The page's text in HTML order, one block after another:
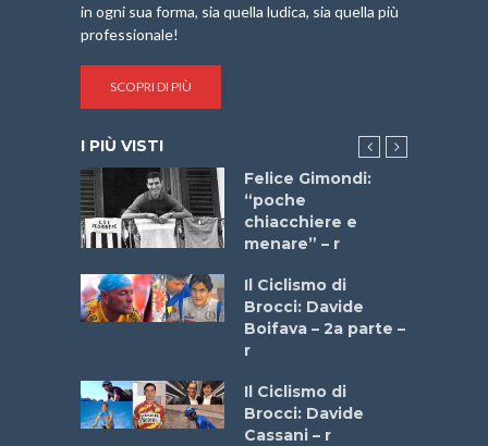
in ogni sua forma, sia quella ludica, sia quella più
professionale!
SCOPRI DI PIÙ
I PIÙ VISTI
Felice Gimondi:
“poche
chiacchiere e
menare” – r
Il Ciclismo di
Brocci: Davide
Boifava – 2a parte –
r
Il Ciclismo di
Brocci: Davide
Cassani – r